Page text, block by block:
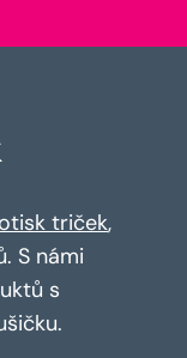
triček,
S námi
s